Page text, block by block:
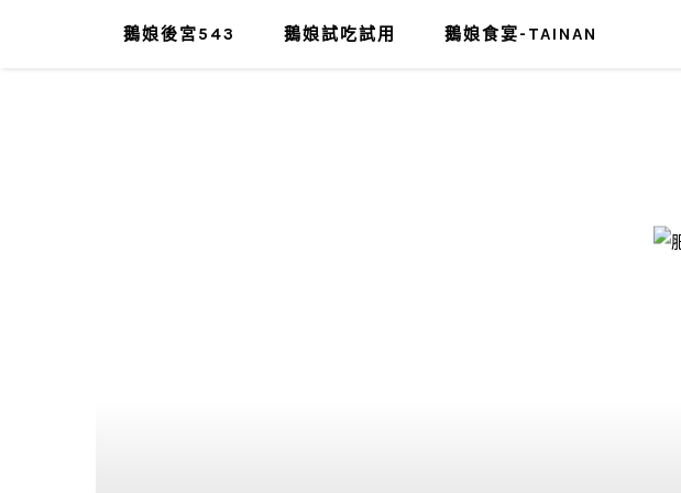
鵝娘後宮543 鵝娘試吃試用 鵝娘食宴-TAINAN
肥油太厚-鵝娘的後宮